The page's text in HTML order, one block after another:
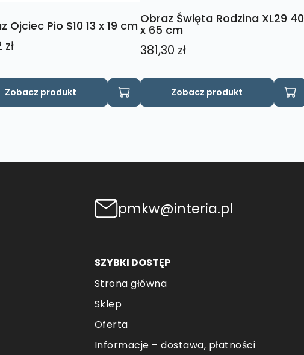
Ojciec Pio S10 13 x 19 cm
zł
Zobacz produkt
Obraz Święta Rodzina XL29 40
x 65 cm
381,30 zł
Zobacz produkt
pmkw@interia.pl
SZYBKI DOSTĘP
Strona główna
Sklep
Oferta
Informacje – dostawa, płatności